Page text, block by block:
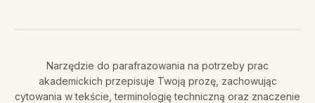
Narzędzie do parafrazowania na potrzeby prac
akademickich przepisuje Twoją prozę, zachowując
cytowania w tekście, terminologię techniczną oraz znaczenie